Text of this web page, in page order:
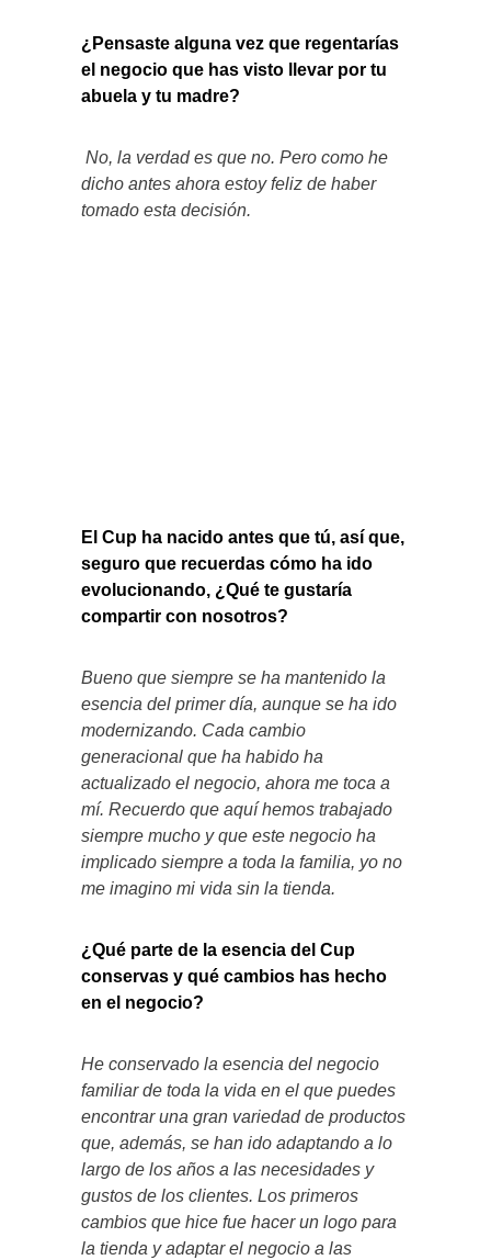
¿Pensaste alguna vez que regentarías
el negocio que has visto llevar por tu
abuela y tu madre?
No, la verdad es que no. Pero como he
dicho antes ahora estoy feliz de haber
tomado esta decisión.
El Cup ha nacido antes que tú, así que,
seguro que recuerdas cómo ha ido
evolucionando, ¿Qué te gustaría
compartir con nosotros?
Bueno que siempre se ha mantenido la
esencia del primer día, aunque se ha ido
modernizando. Cada cambio
generacional que ha habido ha
actualizado el negocio, ahora me toca a
mí. Recuerdo que aquí hemos trabajado
siempre mucho y que este negocio ha
implicado siempre a toda la familia, yo no
me imagino mi vida sin la tienda.
¿Qué parte de la esencia del Cup
conservas y qué cambios has hecho
en el negocio?
He conservado la esencia del negocio
familiar de toda la vida en el que puedes
encontrar una gran variedad de productos
que, además, se han ido adaptando a lo
largo de los años a las necesidades y
gustos de los clientes. Los primeros
cambios que hice fue hacer un logo para
la tienda y adaptar el negocio a las